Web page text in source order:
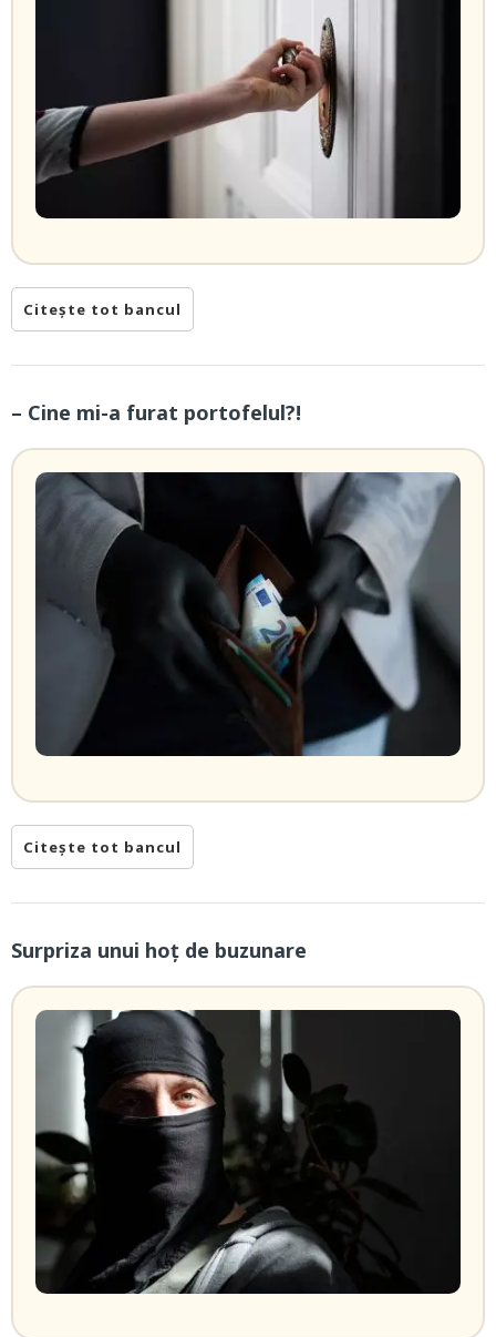
Citește tot bancul
– Cine mi-a furat portofelul?!
Citește tot bancul
Surpriza unui hoţ de buzunare